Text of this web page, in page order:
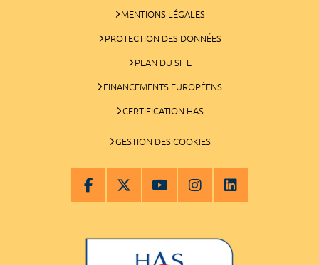
MENTIONS LÉGALES
PROTECTION DES DONNÉES
PLAN DU SITE
FINANCEMENTS EUROPÉENS
CERTIFICATION HAS
GESTION DES COOKIES